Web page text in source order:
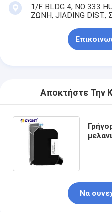
1/F BLDG 4, ΝΟ 333
ΖΩΝΗ, JIADING DIST.,
Αποκτήστε Την
Να